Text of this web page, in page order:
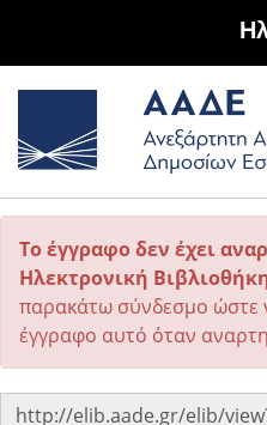
Το έγγραφο δεν έχει
Ηλεκτρονική
παρακάτω σύνδεσμο ώστε
έγγραφο αυτό όταν